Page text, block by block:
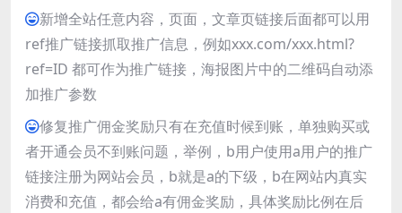
新增全站任意内容，页面，文章页链接后面都可以用
ref推广链接抓取推广信息，例如xxx.com/xxx.html?
ref=ID 都可作为推广链接，海报图片中的二维码自动添
加推广参数
修复推广佣金奖励只有在充值时候到账，单独购买或
者开通会员不到账问题，举例，b用户使用a用户的推广
链接注册为网站会员，b就是a的下级，b在网站内真实
消费和充值，都会给a有佣金奖励，具体奖励比例在后